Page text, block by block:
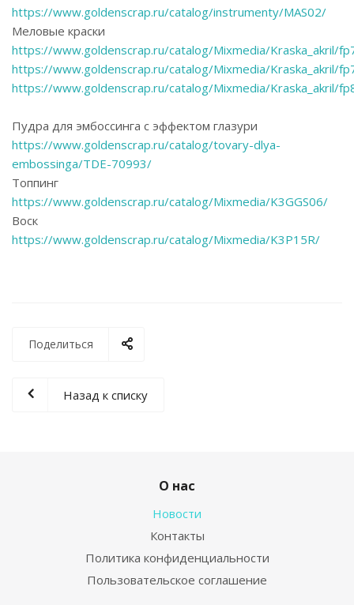
https://www.goldenscrap.ru/catalog/instrumenty/MAS02/
Меловые краски
https://www.goldenscrap.ru/catalog/Mixmedia/Kraska_akril/
https://www.goldenscrap.ru/catalog/Mixmedia/Kraska_akril/
https://www.goldenscrap.ru/catalog/Mixmedia/Kraska_akril/
Пудра для эмбоссинга с эффектом глазури
https://www.goldenscrap.ru/catalog/tovary-dlya-
embossinga/TDE-70993/
Топпинг
https://www.goldenscrap.ru/catalog/Mixmedia/K3GGS06/
Воск
https://www.goldenscrap.ru/catalog/Mixmedia/K3P15R/
Поделиться
Назад к списку
О нас
Новости
Контакты
Политика конфиденциальности
Пользовательское соглашение